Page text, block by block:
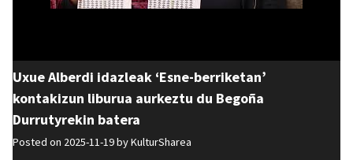
Uxue Alberdi idazleak ‘Esne-berriketan’
kontakizun liburua aurkeztu du Begoña
Durrutyrekin batera
Posted on 2025-11-19 byKulturSharea